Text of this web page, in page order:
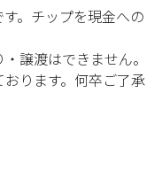
。チップを現金への
譲渡はできません。
ります。何卒ご了承